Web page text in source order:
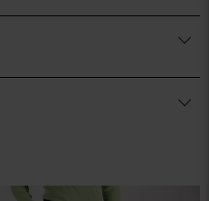
vilket gör den till bra val.